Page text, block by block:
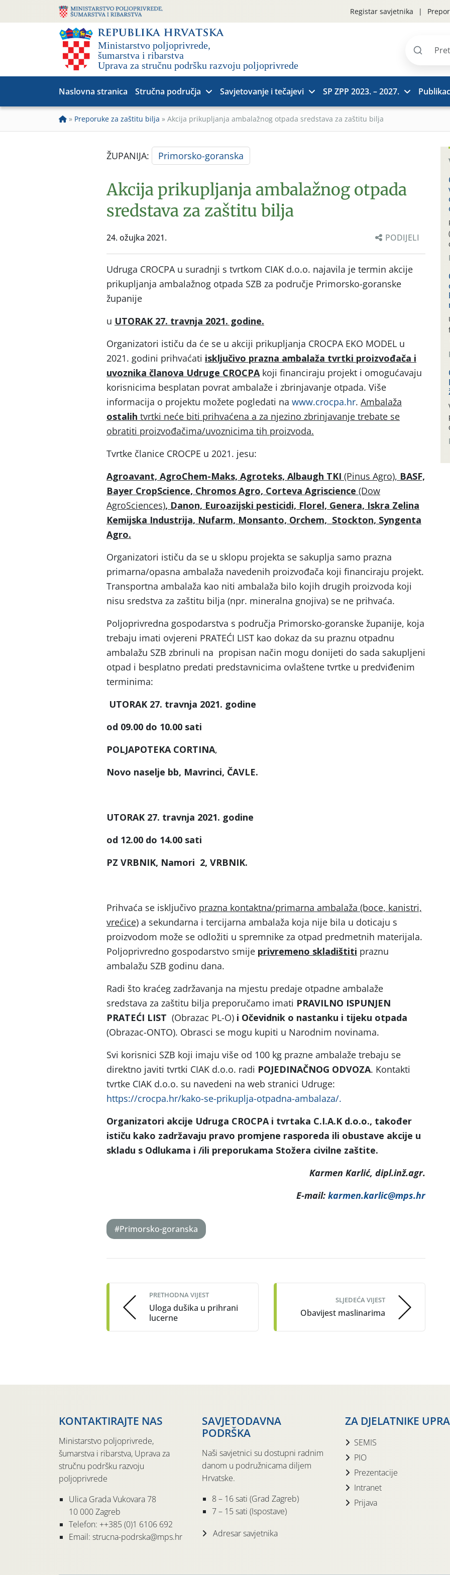
Registar savjetnika
Pretraži
Naslovna stranica Stručna područja Savjetovanje i tečajevi SP ZPP 2023. – 2027.
» Preporuke za zaštitu bilja » Akcija prikupljanja ambalažnog otpada sredstava za zaštitu bilja
ŽUPANIJA: Primorsko-goranska
Akcija prikupljanja ambalažnog otpada
sredstava za zaštitu bilja
24. ožujka 2021. PODIJELI
Udruga CROCPA u suradnji s tvrtkom CIAK d.o.o. najavila je termin akcije
prikupljanja ambalažnog otpada SZB za područje Primorsko-goranske
županije
u UTORAK 27. travnja 2021. godine.
Organizatori ističu da će se u akciji prikupljanja CROCPA EKO MODEL u
2021. godini prihvaćati isključivo prazna ambalaža tvrtki proizvođača i
uvoznika članova Udruge CROCPAkoji financiraju projekt i omogućavaju
korisnicima besplatan povrat ambalaže i zbrinjavanje otpada. Više
informacija o projektu možete pogledati na www.crocpa.hr. Ambalaža
ostalih tvrtki neće biti prihvaćena a za njezino zbrinjavanje trebate se
obratiti proizvođačima/uvoznicima tih proizvoda.
Tvrtke članice CROCPE u 2021. jesu:
Agroavant, AgroChem-Maks, Agroteks, Albaugh TKI (Pinus Agro), BASF,
Bayer CropScience, Chromos Agro, Corteva Agriscience (Dow
AgroSciences), Danon, Euroazijski pesticidi, Florel, Genera, Iskra Zelina
Kemijska Industrija, Nufarm, Monsanto, Orchem, Stockton, Syngenta
Agro.
Organizatori ističu da se u sklopu projekta se sakuplja samo prazna
primarna/opasna ambalaža navedenih proizvođača koji financiraju projekt.
Transportna ambalaža kao niti ambalaža bilo kojih drugih proizvoda koji
nisu sredstva za zaštitu bilja (npr. mineralna gnojiva) se ne prihvaća.
Poljoprivredna gospodarstva s područja Primorsko-goranske županije, koja
trebaju imati ovjereni PRATEĆI LIST kao dokaz da su praznu otpadnu
ambalažu SZB zbrinuli na propisan način mogu donijeti do sada sakupljeni
otpad i besplatno predati predstavnicima ovlaštene tvrtke u predviđenim
terminima:
UTORAK 27. travnja 2021. godine
od 09.00 do 10.00 sati
POLJAPOTEKA CORTINA,
Novo naselje bb, Mavrinci, ČAVLE.
UTORAK 27. travnja 2021. godine
od 12.00 do 14.00 sati
PZ VRBNIK, Namori 2, VRBNIK.
Prihvaća se isključivo prazna kontaktna/primarna ambalaža (boce, kanistri,
vrećice) a sekundarna i tercijarna ambalaža koja nije bila u doticaju s
proizvodom može se odložiti u spremnike za otpad predmetnih materijala.
Poljoprivredno gospodarstvo smije privremeno skladištiti praznu
ambalažu SZB godinu dana.
Radi što kraćeg zadržavanja na mjestu predaje otpadne ambalaže
sredstava za zaštitu bilja preporučamo imati PRAVILNO ISPUNJEN
PRATEĆI LIST (Obrazac PL-O) i Očevidnik o nastanku i tijeku otpada
(Obrazac-ONTO). Obrasci se mogu kupiti u Narodnim novinama.
Svi korisnici SZB koji imaju više od 100 kg prazne ambalaže trebaju se
direktno javiti tvrtki CIAK d.o.o. radi POJEDINAČNOG ODVOZA. Kontakti
tvrtke CIAK d.o.o. su navedeni na web stranici Udruge:
https://crocpa.hr/kako-se-prikuplja-otpadna-ambalaza/.
Organizatori akcije Udruga CROCPA i tvrtaka C.I.A.K d.o.o., također
ističu kako zadržavaju pravo promjene rasporeda ili obustave akcije u
skladu s Odlukama i /ili preporukama Stožera civilne zaštite.
Karmen Karlić, dipl.inž.agr.
E-mail: karmen.karlic@mps.hr
#Primorsko-goranska
navigation
PRETHODNA VIJEST
Uloga dušika u prihrani
lucerne
SLJEDEĆA VIJEST
Obavijest maslinarima
KONTAKTIRAJTE NAS
Ministarstvo poljoprivrede,
šumarstva i ribarstva, Uprava za
stručnu podršku razvoju
poljoprivrede
Ulica Grada Vukovara 78
10 000 Zagreb
Telefon: ++385 (0)1 6106 692
Email: strucna-podrska@mps.hr
SAVJETODAVNA
PODRŠKA
Naši savjetnici su dostupni radnim
danom u podružnicama diljem
Hrvatske.
8 – 16 sati (Grad Zagreb)
7 – 15 sati (Ispostave)
Adresar savjetnika
ZA DJELATNIKE
SEMIS
PIO
Prezentacije
Intranet
Prijava